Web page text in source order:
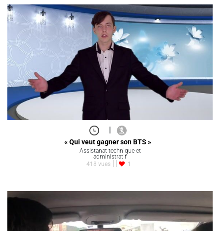
« Qui veut gagner son BTS »
Assistanat technique et
administratif
418 vues
1